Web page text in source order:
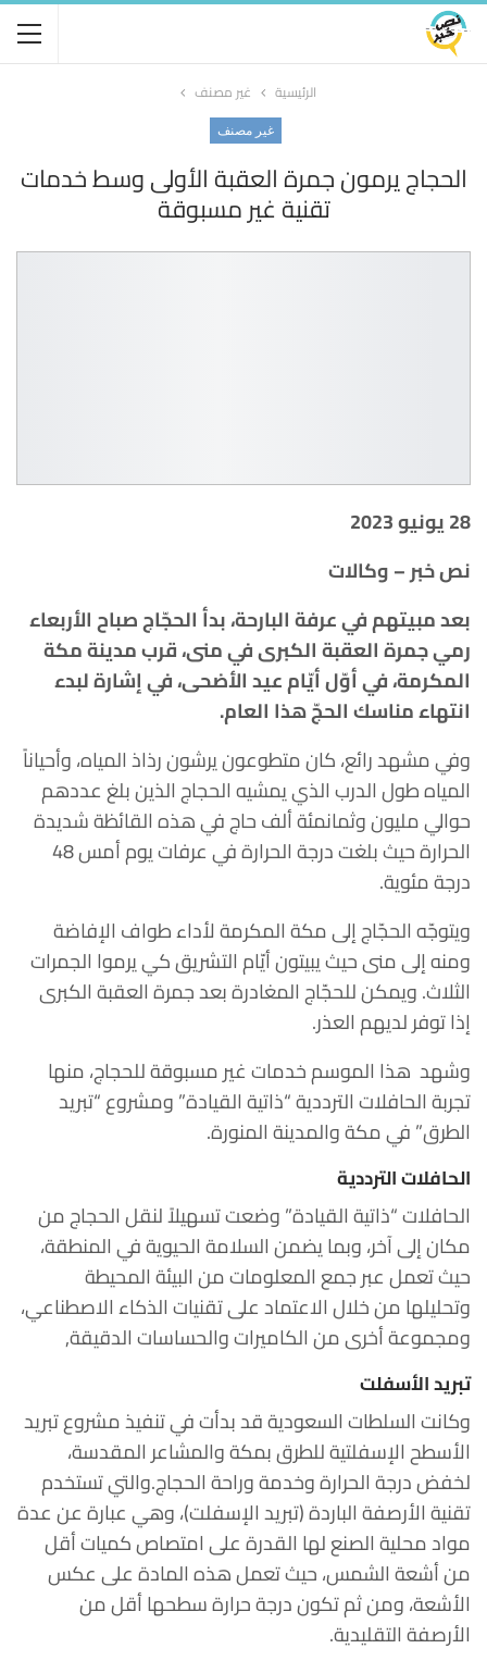
الرئيسية غير مصنف
غير مصنف
الحجاج يرمون جمرة العقبة الأولى وسط خدمات
تقنية غير مسبوقة
28 يونيو 2023
نص خبر – وكالات
بعد مبيتهم في عرفة البارحة، بدأ الحجّاج صباح الأربعاء
رمي جمرة العقبة الكبرى في منى، قرب مدينة مكة
المكرمة، في أوّل أيّام عيد الأضحى، في إشارة لبدء
انتهاء مناسك الحجّ هذا العام.
وفي مشهد رائع، كان متطوعون يرشون رذاذ المياه، وأحياناً
المياه طول الدرب الذي يمشيه الحجاج الذين بلغ عددهم
حوالي مليون وثمانمئة ألف حاج في هذه القائظة شديدة
الحرارة حيث بلغت درجة الحرارة في عرفات يوم أمس 48
درجة مئوية.
ويتوجّه الحجّاج إلى مكة المكرمة لأداء طواف الإفاضة
ومنه إلى منى حيث يبيتون أيّام التشريق كي يرموا الجمرات
الثلاث. ويمكن للحجّاج المغادرة بعد جمرة العقبة الكبرى
إذا توفر لديهم العذر.
وشهد هذا الموسم خدمات غير مسبوقة للحجاج، منها
تجربة الحافلات الترددية “ذاتية القيادة” ومشروع “تبريد
الطرق” في مكة والمدينة المنورة.
الحافلات الترددية
الحافلات “ذاتية القيادة” وضعت تسهيلاً لنقل الحجاج من
مكان إلى آخر، وبما يضمن السلامة الحيوية في المنطقة،
حيث تعمل عبر جمع المعلومات من البيئة المحيطة
وتحليلها من خلال الاعتماد على تقنيات الذكاء الاصطناعي،
ومجموعة أخرى من الكاميرات والحساسات الدقيقة,
تبريد الأسفلت
وكانت السلطات السعودية قد بدأت في تنفيذ مشروع تبريد
الأسطح الإسفلتية للطرق بمكة والمشاعر المقدسة،
لخفض درجة الحرارة وخدمة وراحة الحجاج.والتي تستخدم
تقنية الأرصفة الباردة (تبريد الإسفلت)، وهي عبارة عن عدة
مواد محلية الصنع لها القدرة على امتصاص كميات أقل
من أشعة الشمس، حيث تعمل هذه المادة على عكس
الأشعة، ومن ثم تكون درجة حرارة سطحها أقل من
الأرصفة التقليدية.